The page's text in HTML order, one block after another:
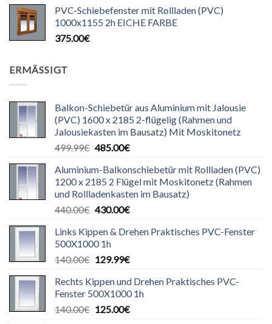
PVC-Schiebefenster mit Rollladen (PVC)
1000x1155 2h EICHE FARBE
375.00€
ERMÄSSIGT
Balkon-Schiebetür aus Aluminium mit Jalousie
(PVC) 1600 x 2185 2-flügelig (Rahmen und
Jalousiekasten im Bausatz) Mit Moskitonetz
499.99€ Ursprünglicher
war:
499.99€
485.00€Aktueller
ist:
485.00€.
Aluminium-Balkonschiebetür mit Rollladen (PVC)
1200 x 2185 2 Flügel mit Moskitonetz (Rahmen
und Rollladenkasten im Bausatz)
440.00€ Ursprünglicher
war:
440.00€
430.00€Aktueller
ist:
Links Kippen & Drehen Praktisches PVC-Fenster
500X1000 1h
140.00€ Ursprünglicher
war:
140.00€
129.99€Aktueller
ist:
129.99€.
Rechts Kippen und Drehen Praktisches PVC-
Fenster 500X1000 1h
140.00€ Ursprünglicher
125.00€Aktueller